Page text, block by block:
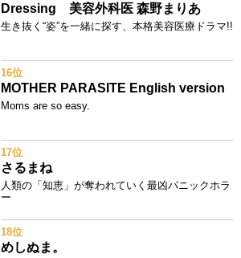
Dressing 美容外科医 森野まりあ
生き抜く“姿”を一緒に探す、本格美容医療ドラマ!!
16位
MOTHER PARASITE English version
Moms are so easy.
17位
さるまね
人類の「知恵」が奪われていく最凶パニックホラ
ー
18位
めしぬま。